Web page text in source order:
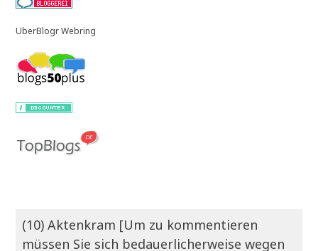
UberBlogr Webring
(10) Aktenkram [Um zu kommentieren
müssen Sie sich bedauerlicherweise wegen